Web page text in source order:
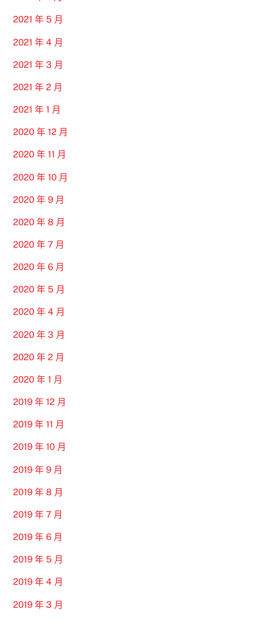
2021 年 5 月
2021 年 4 月
2021 年 3 月
2021 年 2 月
2021 年 1 月
2020 年 12 月
2020 年 11 月
2020 年 10 月
2020 年 9 月
2020 年 8 月
2020 年 7 月
2020 年 6 月
2020 年 5 月
2020 年 4 月
2020 年 3 月
2020 年 2 月
2020 年 1 月
2019 年 12 月
2019 年 11 月
2019 年 10 月
2019 年 9 月
2019 年 8 月
2019 年 7 月
2019 年 6 月
2019 年 5 月
2019 年 4 月
2019 年 3 月